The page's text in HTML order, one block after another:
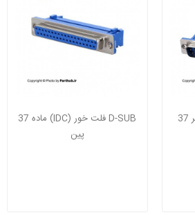
D-SUB فلت خور (IDC) نر 37
D-SUB فلت خور (IDC) ماده 37
پین